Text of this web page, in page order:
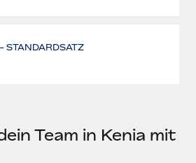
STANDARDSATZ
Team in Kenia mit